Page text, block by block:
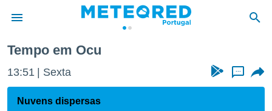
da
foi
Tempo em Ocu
13:51 Sexta ...
Nuvens dispersas